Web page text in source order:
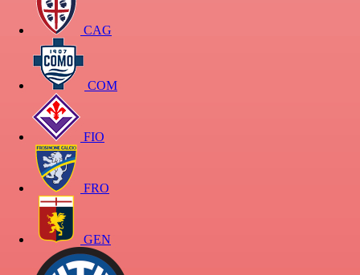
CAG
COM
FIO
FRO
GEN